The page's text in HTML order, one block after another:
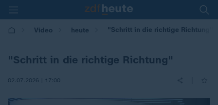
Video heute "Schritt in die richtige Richtung"
"Schritt in die richtige Richtung"
02.07.2026 | 17:00